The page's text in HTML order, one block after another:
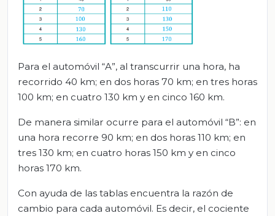
Para el automóvil “A”, al transcurrir una hora, ha
recorrido 40 km; en dos horas 70 km; en tres horas
100 km; en cuatro 130 km y en cinco 160 km.
De manera similar ocurre para el automóvil “B”: en
una hora recorre 90 km; en dos horas 110 km; en
tres 130 km; en cuatro horas 150 km y en cinco
horas 170 km.
Con ayuda de las tablas encuentra la razón de
cambio para cada automóvil. Es decir, el cociente